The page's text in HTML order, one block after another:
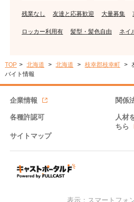
残業なし 友達と応募歓迎 大量募集
ロッカー利用有 髪型・髪色自由 ネイ
TOP 北海道 北海道 枝幸郡枝幸町
バイト情報
企業情報 関係
各種許認可 人材
ちら
サイトマップ
表示：スマートフォ